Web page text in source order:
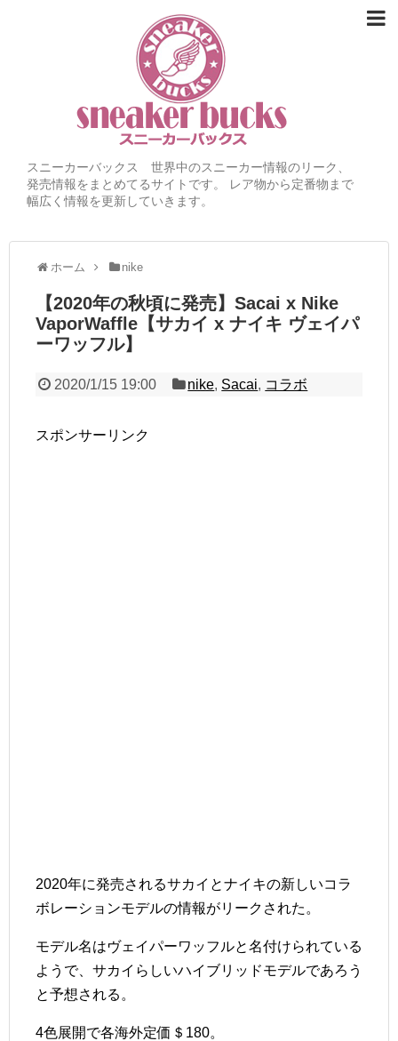
スニーカーバックス 世界中のスニーカー情報のリーク、
発売情報をまとめてるサイトです。 レア物から定番物まで
幅広く情報を更新していきます。
ホーム nike
【2020年の秋頃に発売】Sacai x Nike
VaporWaffle【サカイ x ナイキ ヴェイパ
ーワッフル】
2020/1/15 19:00 nike, Sacai, コラボ
スポンサーリンク
2020年に発売されるサカイとナイキの新しいコラ
ボレーションモデルの情報がリークされた。
モデル名はヴェイパーワッフルと名付けられている
ようで、サカイらしいハイブリッドモデルであろう
と予想される。
4色展開で各海外定価＄180。